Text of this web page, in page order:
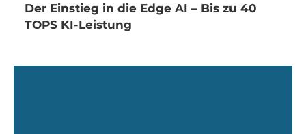
Der Einstieg in die Edge AI – Bis zu 40
TOPS KI-Leistung